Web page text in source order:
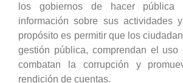
los gobiernos de hacer
información sobre sus actividades
propósito es permitir que los
gestión pública, comprendan el uso
combatan la corrupción y
rendición de cuentas.